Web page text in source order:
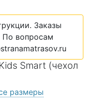
белье)
Заказы
По вопросам
Smart (чехол
размеры